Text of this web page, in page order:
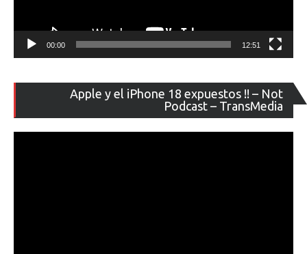
00:00 12:51
Apple y el iPhone 18 expuestos !! – Not
Podcast – TransMedia
de